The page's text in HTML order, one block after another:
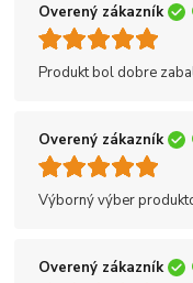
Overený zákazník
Produkt bol dobre
Overený zákazník
Výborný výber
Overený zákazník